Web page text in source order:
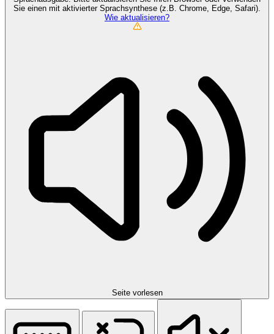
Sie einen mit aktivierter Sprachsynthese (z.B. Chrome, Edge, Safari).
Wie aktualisieren?
Seite vorlesen